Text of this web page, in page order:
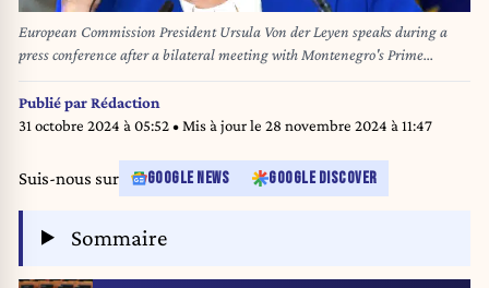
European Commission President Ursula Von der Leyen speaks during a
press conference after a bilateral meeting with Montenegro's Prime
Minister, in Podgorica, on October 26, 2024 as part of a one-day official
visit to Montenegro during her Western Balkans tour. (Photo by SAVO
PRELEVIC / AFP)
Publié parRédaction
31 octobre 2024 à 05:52• Mis à jour le 28 novembre 2024 à 11:47
Suis-nous sur GOOGLE NEWS GOOGLE DISCOVER
Sommaire